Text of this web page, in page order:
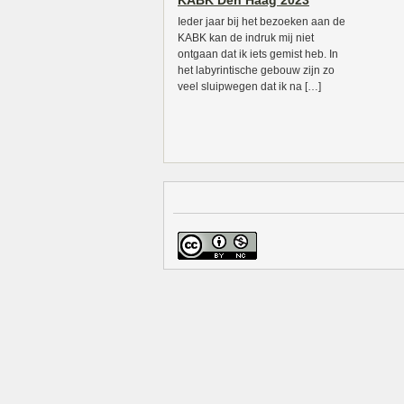
Ieder jaar bij het bezoeken aan de
KABK kan de indruk mij niet
ontgaan dat ik iets gemist heb. In
het labyrintische gebouw zijn zo
veel sluipwegen dat ik na […]